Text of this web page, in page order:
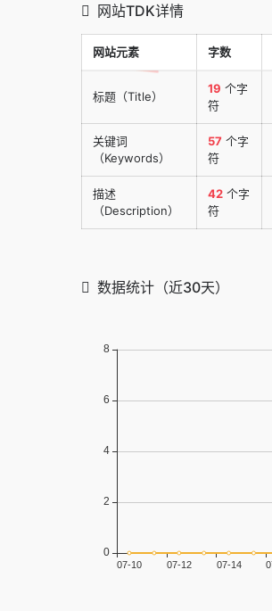
网站TDK详情
网站元素 字数
标题（Title）
19 个字
符
关键词
（Keywords）
57 个字
符
描述
（Description）
42 个字
符
数据统计（近30天）